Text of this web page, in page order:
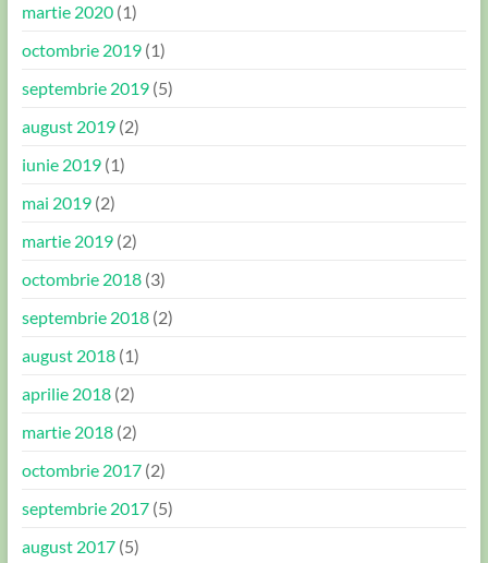
martie 2020(1)
octombrie 2019(1)
septembrie 2019(5)
august 2019(2)
iunie 2019(1)
mai 2019(2)
martie 2019(2)
octombrie 2018(3)
septembrie 2018(2)
august 2018(1)
aprilie 2018(2)
martie 2018(2)
octombrie 2017(2)
septembrie 2017(5)
august 2017(5)